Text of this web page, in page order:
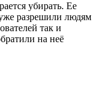
убирать. Ее
разрешили людям
так и
на неё